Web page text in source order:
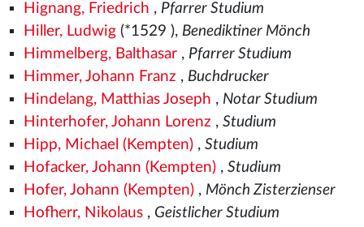
Hignang, Friedrich , Pfarrer Studium
Hiller, Ludwig(*1529 ), Benediktiner Mönch
Himmelberg, Balthasar, Pfarrer Studium
Himmer, Johann Franz , Buchdrucker
Hindelang, Matthias Joseph , Notar Studium
Hinterhofer, Johann Lorenz , Studium
Hipp, Michael (Kempten), Studium
Hofacker, Johann (Kempten), Studium
Hofer, Johann (Kempten), Mönch Zisterzienser
Hofherr, Nikolaus, Geistlicher Studium